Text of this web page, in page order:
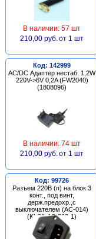
В наличии: 57 шт
210,00 руб. от 1 шт
Код: 142999
AC/DC Адаптер нестаб. 1,2W
220V->6V 0,2A (FW2040)
(1808096)
В наличии: 74 шт
210,00 руб. от 1 шт
Код: 99726
Разъем 220В (п) на блок 3
конт., под винт,
держ.предохр.,с
выключателем (AC-014)
(KLS1-AS-303-1)